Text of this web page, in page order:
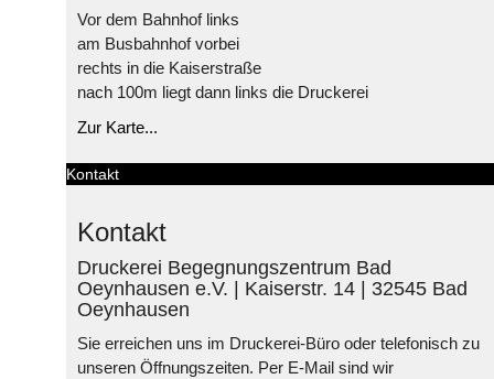
Vor dem Bahnhof links
am Busbahnhof vorbei
rechts in die Kaiserstraße
nach 100m liegt dann links die Druckerei
Zur Karte...
Kontakt
Kontakt
Druckerei Begegnungszentrum Bad
Oeynhausen e.V. | Kaiserstr. 14 | 32545 Bad
Oeynhausen
Sie erreichen uns im Druckerei-Büro oder telefonisch zu
unseren Öffnungszeiten. Per E-Mail sind wir